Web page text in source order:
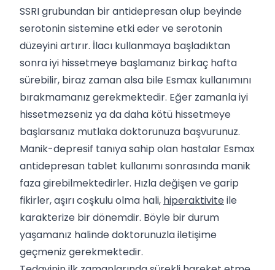
SSRI grubundan bir antidepresan olup beyinde
serotonin sistemine etki eder ve serotonin
düzeyini artırır. İlacı kullanmaya başladıktan
sonra iyi hissetmeye başlamanız birkaç hafta
sürebilir, biraz zaman alsa bile Esmax kullanımını
bırakmamanız gerekmektedir. Eğer zamanla iyi
hissetmezseniz ya da daha kötü hissetmeye
başlarsanız mutlaka doktorunuza başvurunuz.
Manik-depresif tanıya sahip olan hastalar Esmax
antidepresan tablet kullanımı sonrasında manik
faza girebilmektedirler. Hızla değişen ve garip
fikirler, aşırı coşkulu olma hali, hiperaktiviteile
karakterize bir dönemdir. Böyle bir durum
yaşamanız halinde doktorunuzla iletişime
geçmeniz gerekmektedir.